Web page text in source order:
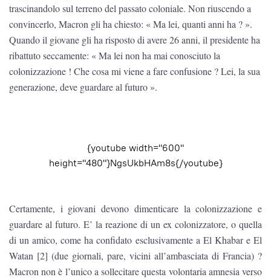
trascinandolo sul terreno del passato coloniale. Non riuscendo a
convincerlo, Macron gli ha chiesto: « Ma lei, quanti anni ha ? ».
Quando il giovane gli ha risposto di avere 26 anni, il presidente ha
ribattuto seccamente: « Ma lei non ha mai conosciuto la
colonizzazione ! Che cosa mi viene a fare confusione ? Lei, la sua
generazione, deve guardare al futuro ».
{youtube width="600"
height="480"}NgsUkbHAm8s{/youtube}
Certamente, i giovani devono dimenticare la colonizzazione e
guardare al futuro. E’ la reazione di un ex colonizzatore, o quella
di un amico, come ha confidato esclusivamente a El Khabar e El
Watan [2] (due giornali, pare, vicini all’ambasciata di Francia) ?
Macron non è l’unico a sollecitare questa volontaria amnesia verso